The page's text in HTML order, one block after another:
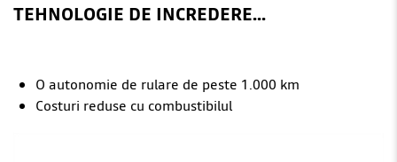
TEHNOLOGIE DE INCREDERE...
O autonomie de rulare de peste 1.000 km
Costuri reduse cu combustibilul